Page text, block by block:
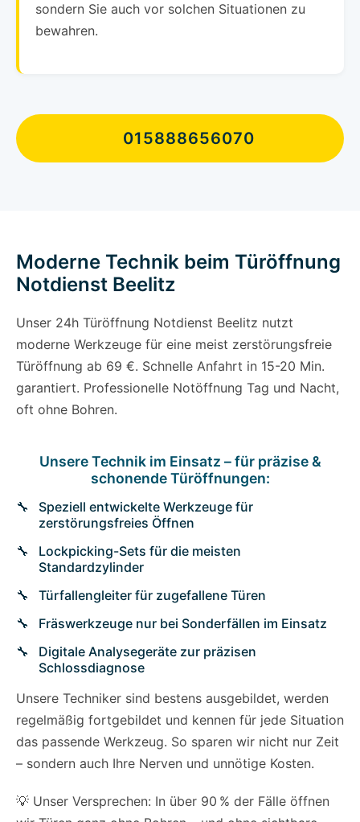
sondern Sie auch vor solchen Situationen zu
bewahren.
015888656070
Moderne Technik beim Türöffnung
Notdienst Beelitz
Unser 24h Türöffnung Notdienst Beelitz nutzt
moderne Werkzeuge für eine meist zerstörungsfreie
Türöffnung ab 69 €. Schnelle Anfahrt in 15-20 Min.
garantiert. Professionelle Notöffnung Tag und Nacht,
oft ohne Bohren.
Unsere Technik im Einsatz – für präzise &
schonende Türöffnungen:
Speziell entwickelte Werkzeuge für
zerstörungsfreies Öffnen
Lockpicking-Sets für die meisten
Standardzylinder
Türfallengleiter für zugefallene Türen
Fräswerkzeuge nur bei Sonderfällen im Einsatz
Digitale Analysegeräte zur präzisen
Schlossdiagnose
Unsere Techniker sind bestens ausgebildet, werden
regelmäßig fortgebildet und kennen für jede Situation
das passende Werkzeug. So sparen wir nicht nur Zeit
– sondern auch Ihre Nerven und unnötige Kosten.
💡 Unser Versprechen: In über 90 % der Fälle öffnen